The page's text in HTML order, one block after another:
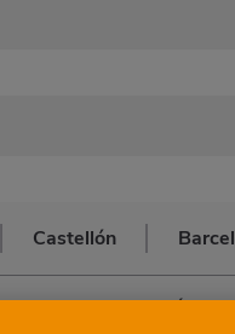
Castellón